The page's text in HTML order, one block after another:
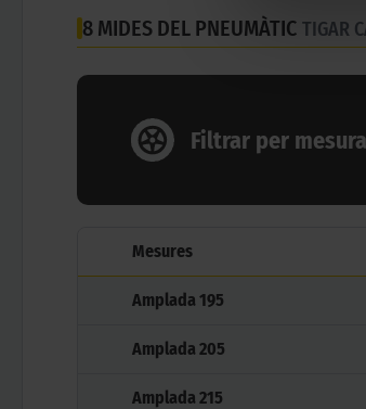
8 MIDES DEL PNEUMÀTIC TIGAR
Filtrar per mesura
Mesures
Amplada 195
Amplada 205
Amplada 215